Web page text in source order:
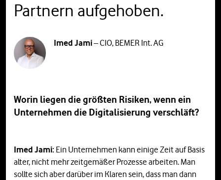
Partnern aufgehoben.
Imed Jami– CIO, BEMER Int. AG
Worin liegen die größten Risiken, wenn ein
Unternehmen die Digitalisierung verschläft?
Imed Jami: Ein Unternehmen kann einige Zeit auf Basis
alter, nicht mehr zeitgemäßer Prozesse arbeiten. Man
sollte sich aber darüber im Klaren sein, dass man dann